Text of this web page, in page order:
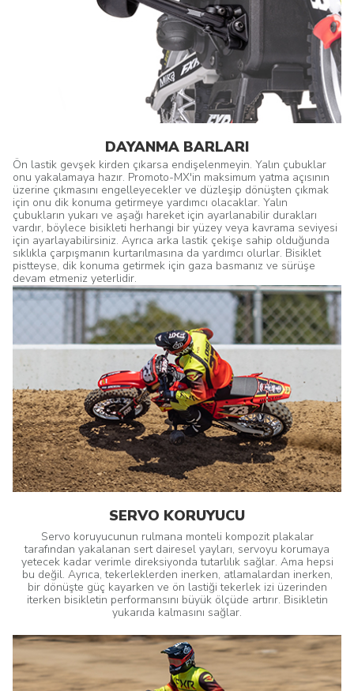
DAYANMA BARLARI
Ön lastik gevşek kirden çıkarsa endişelenmeyin. Yalın çubuklar
onu yakalamaya hazır. Promoto-MX'in maksimum yatma açısının
üzerine çıkmasını engelleyecekler ve düzleşip dönüşten çıkmak
için onu dik konuma getirmeye yardımcı olacaklar. Yalın
çubukların yukarı ve aşağı hareket için ayarlanabilir durakları
vardır, böylece bisikleti herhangi bir yüzey veya kavrama seviyesi
için ayarlayabilirsiniz. Ayrıca arka lastik çekişe sahip olduğunda
sıklıkla çarpışmanın kurtarılmasına da yardımcı olurlar. Bisiklet
pistteyse, dik konuma getirmek için gaza basmanız ve sürüşe
devam etmeniz yeterlidir.
SERVO KORUYUCU
Servo koruyucunun rulmana monteli kompozit plakalar
tarafından yakalanan sert dairesel yayları, servoyu korumaya
yetecek kadar verimle direksiyonda tutarlılık sağlar. Ama hepsi
bu değil. Ayrıca, tekerleklerden inerken, atlamalardan inerken,
bir dönüşte güç kayarken ve ön lastiği tekerlek izi üzerinden
iterken bisikletin performansını büyük ölçüde artırır. Bisikletin
yukarıda kalmasını sağlar.